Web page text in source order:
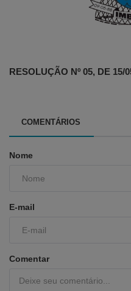
RESOLUÇÃO Nº 05, DE 15/
COMENTÁRIOS
Nome
E-mail
Comentar